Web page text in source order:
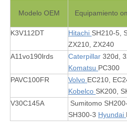
Modelo OEM Equipamiento
K3V112DT Hitachi SH210-5,
ZX210, ZX240
A11vo190lrds Caterpillar 320d,
Komatsu PC300
PAVC100FR Volvo EC210,
Kobelco SK200,
V30C145A
Sumitomo
SH300-3 Hyundai